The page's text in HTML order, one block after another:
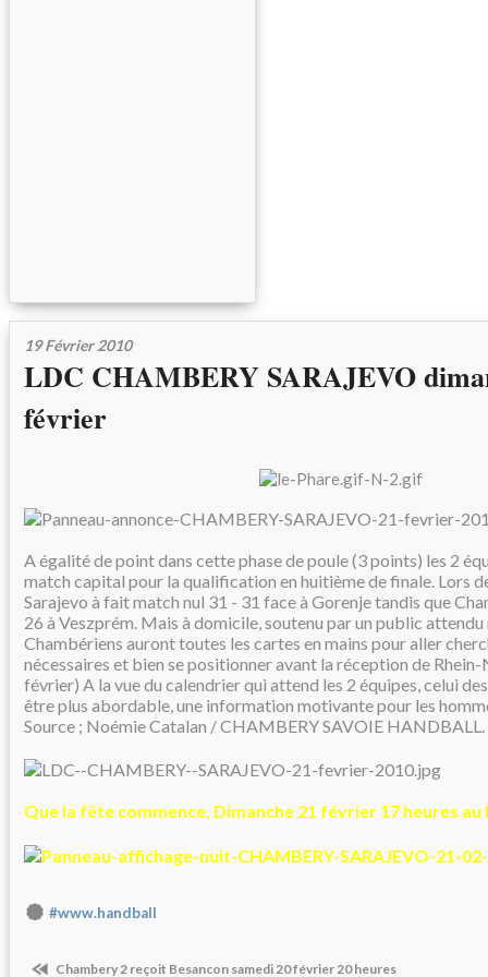
19 Février 2010
LDC CHAMBERY SARAJEVO
février
A égalité de point dans cette phase de poule (3 points) les 2
match capital pour la qualification en huitième de finale. Lors
Sarajevo à fait match nul 31 - 31 face à Gorenje tandis que
26 à Veszprém. Mais à domicile, soutenu par un public attendu
Chambériens auront toutes les cartes en mains pour aller
nécessaires et bien se positionner avant la réception de
février) A la vue du calendrier qui attend les 2 équipes, celui
être plus abordable, une information motivante pour les
Source ; Noémie Catalan / CHAMBERY SAVOIE HANDBALL.
Que la fête commence, Dimanche 21 février 17 heures au
#www.handball
Chambery 2 reçoit Besancon samedi 20 février 20 heures